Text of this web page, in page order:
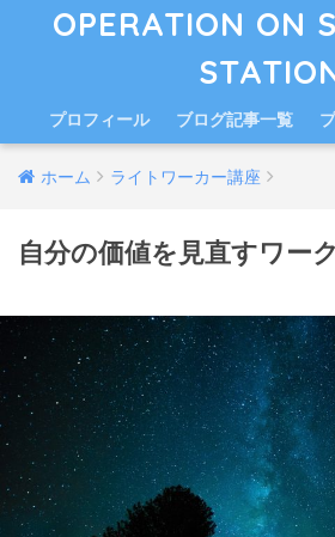
OPERATION ON
プロフィール ブログ記事一覧
ホーム ライトワーカー講座
自分の価値を見直すワーク